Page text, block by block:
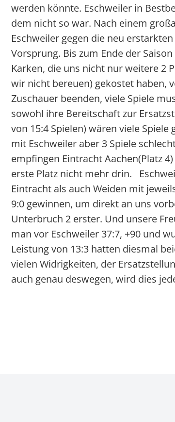
werden könnte. Eschweiler in
dem nicht so war. Nach einem
Eschweiler gegen die neu
Vorsprung. Bis zum Ende der
Karken, die uns nicht nur weitere 2
wir nicht bereuen) gekostet haben,
Zuschauer beenden, viele Spiele
sowohl ihre Bereitschaft zur
von 15:4 Spielen) wären viele
mit Eschweiler aber 3 Spiele
empfingen Eintracht Aachen(Platz
erste Platz nicht mehr drin.
Eintracht als auch Weiden mit
9:0 gewinnen, um direkt an uns
Unterbruch 2 erster. Und unsere
man vor Eschweiler 37:7, +90 und
Leistung von 13:3 hatten diesmal
vielen Widrigkeiten, der
auch genau deswegen, wird dies